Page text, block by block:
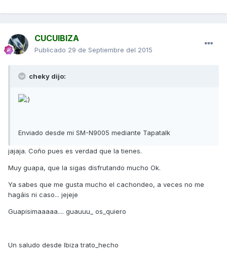
CUCUIBIZA
Publicado 29 de Septiembre del 2015
cheky dijo:
Enviado desde mi SM-N9005 mediante Tapatalk
jajaja. Coño pues es verdad que la tienes.
Muy guapa, que la sigas disfrutando mucho Ok.
Ya sabes que me gusta mucho el cachondeo, a veces no me
hagáis ni caso... jejeje
Guapisimaaaaa.... guauuu_ os_quiero
Un saludo desde Ibiza trato_hecho